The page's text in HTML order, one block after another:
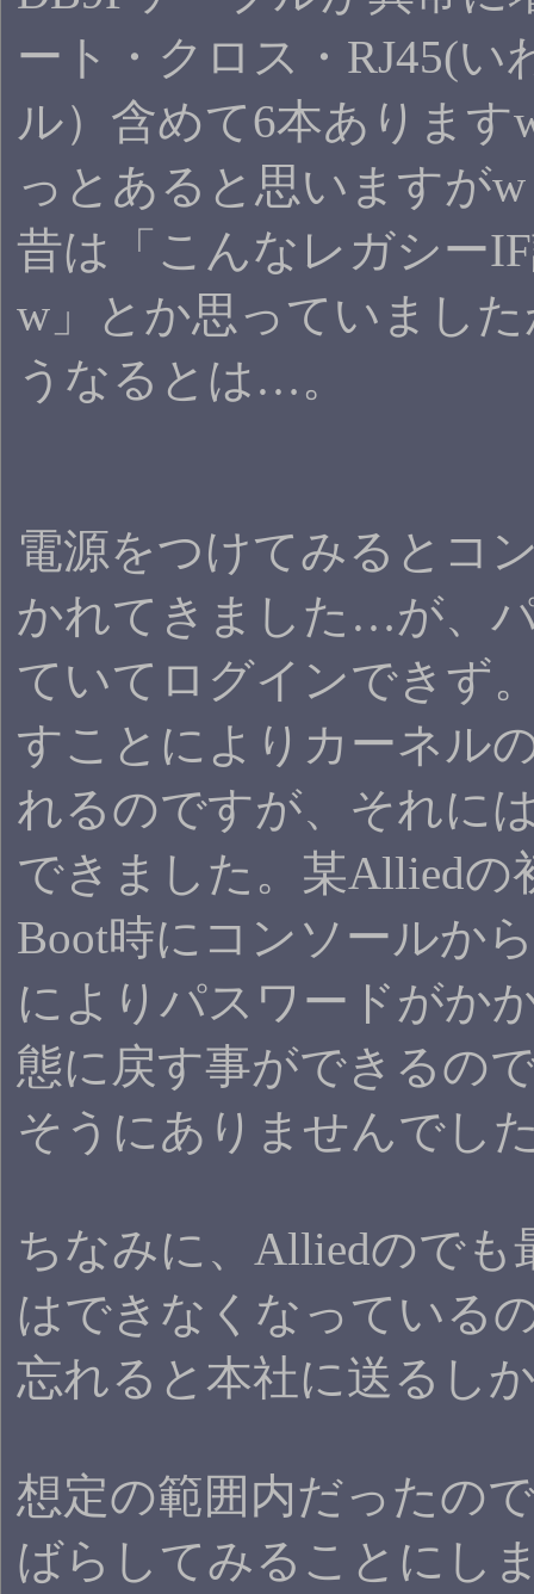
ート・クロス・RJ45(い
ル）含めて6本あります
っとあると思いますがw
昔は「こんなレガシー
w」とか思っていまし
うなるとは…。
電源をつけてみるとコ
かれてきました…が、
ていてログインできず
すことによりカーネル
れるのですが、それに
できました。某Alliedの
Boot時にコンソールか
によりパスワードがか
態に戻す事ができるの
そうにありませんでし
ちなみに、Alliedので
はできなくなっている
忘れると本社に送るし
想定の範囲内だったの
ばらしてみることにし